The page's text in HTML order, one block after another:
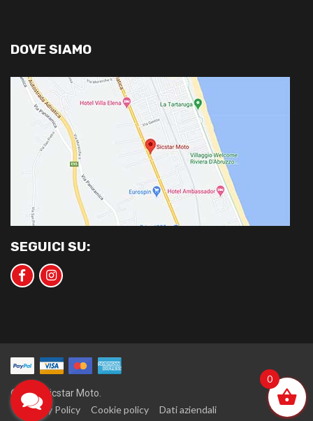
DOVE SIAMO
SEGUICI SU:
©2020 Sicstar Moto.
Privacy Policy Cookie policy Dati aziendali
0